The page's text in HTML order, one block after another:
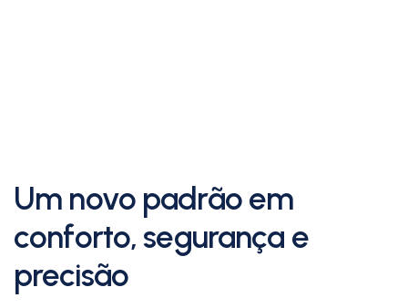
Um novo padrão em
conforto, segurança e
precisão